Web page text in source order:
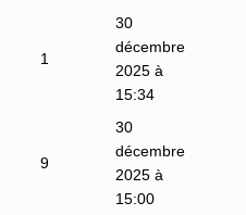
1
30
décembre
2025 à
15:34
9
30
décembre
2025 à
15:00